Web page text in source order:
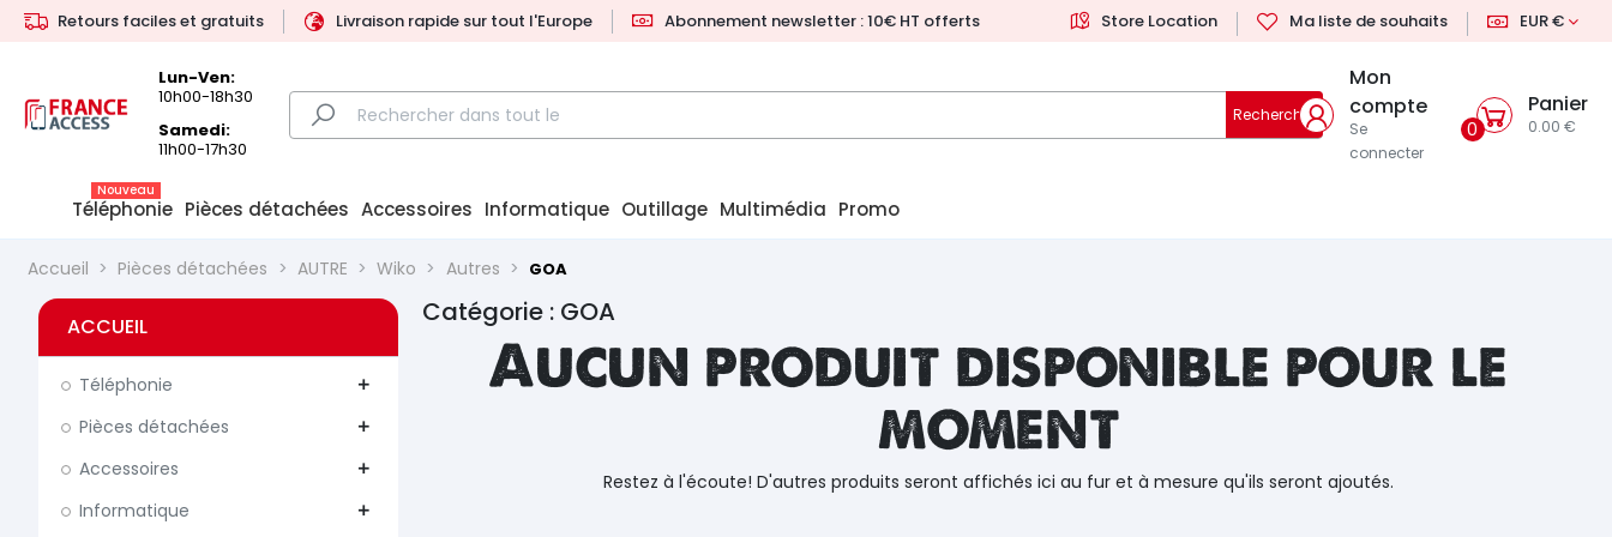
Retours faciles et gratuits Livraison rapide sur tout l'Europe Abonnement newsletter : 10€ HT offerts Store Location Ma liste de souhaits EUR €
Lun-Ven:
10h00-18h30
Samedi:
11h00-17h30
Rechercher
Mon
compte
Se
connecter
0
Panier
0.00 €
Téléphonie
Nouveau
Pièces détachées Accessoires Informatique Outillage Multimédia Promo
Accueil Pièces détachées AUTRE Wiko Autres GOA
ACCUEIL
Téléphonie add
Pièces détachées add
Accessoires add
Informatique add
Catégorie : GOA
Aucun produit disponible pour le
moment
Restez à l'écoute! D'autres produits seront affichés ici au fur et à mesure qu'ils seront ajoutés.